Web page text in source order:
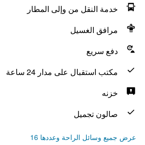
خدمة النقل من وإلى المطار
مرافق الغسيل
دفع سريع
مكتب استقبال على مدار 24 ساعة
خزنه
صالون تجميل
عرض جميع وسائل الراحة وعددها 16